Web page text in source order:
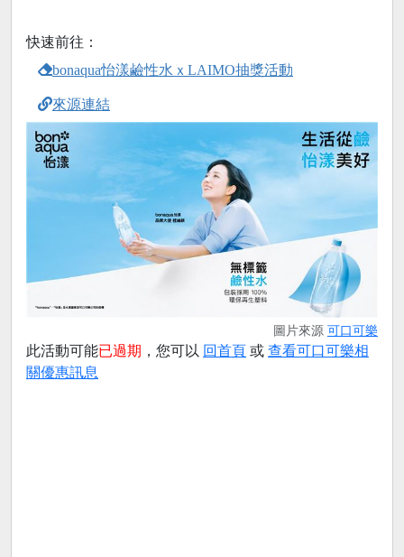
快速前往：
bonaqua怡漾鹼性水ｘLAIMO抽獎活動
來源連結
圖片來源 可口可樂
此活動可能已過期 ，您可以 回首頁 或 查看可口可樂相
關優惠訊息